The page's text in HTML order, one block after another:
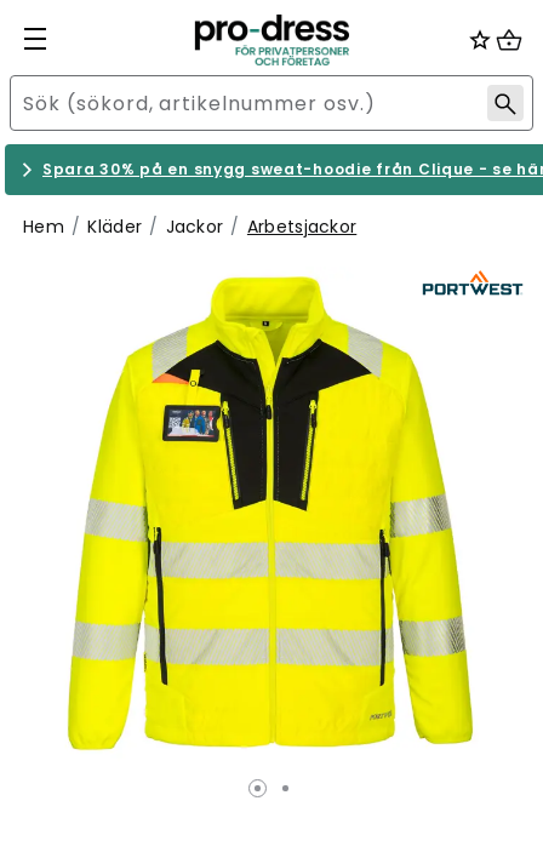
Spara 30% på en snygg sweat-hoodie från Clique - se
Hem Kläder Jackor Arbetsjackor